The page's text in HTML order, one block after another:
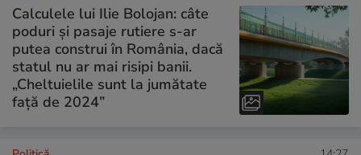
Calculele lui Ilie Bolojan: câte
poduri și pasaje rutiere s-ar
putea construi în România, dacă
statul nu ar mai risipi banii.
„Cheltuielile sunt la jumătate
faţă de 2024”